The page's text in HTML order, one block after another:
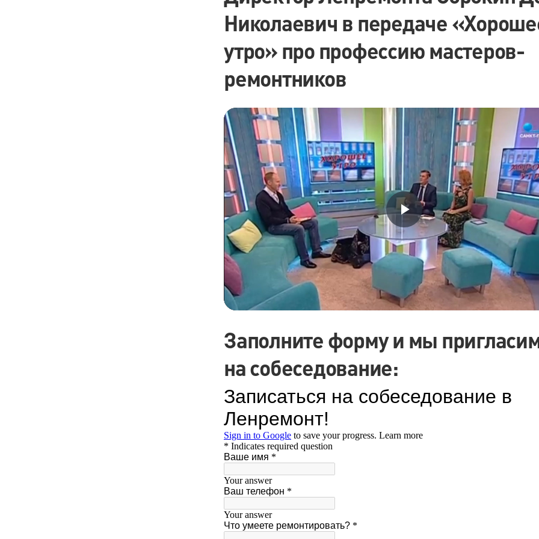
Николаевич в передаче
утро» про профессию мастеров-
ремонтников
Заполните форму и мы
на собеседование: